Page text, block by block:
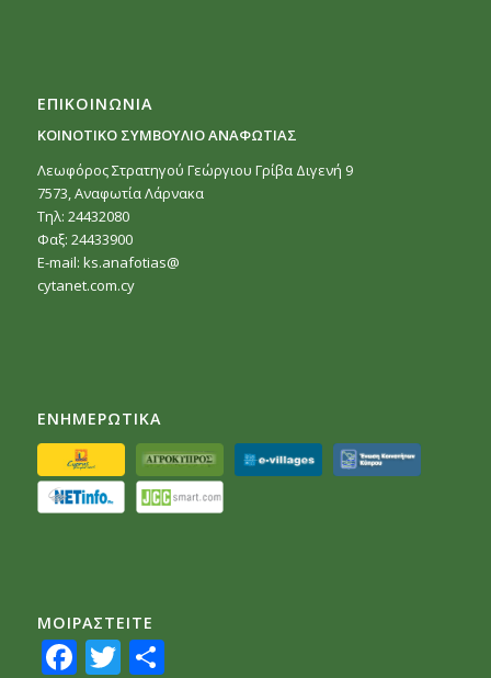
ΕΠΙΚΟΙΝΩΝΙΑ
ΚΟΙΝΟΤΙΚΟ ΣΥΜΒΟΥΛΙΟ ΑΝΑΦΩΤΙΑΣ
Λεωφόρος Στρατηγού Γεώργιου Γρίβα Διγενή 9
7573, Αναφωτία Λάρνακα
Τηλ: 24432080
Φαξ: 24433900
E-mail: ks.anafotias@
cytanet.com.cy
ΕΝΗΜΕΡΩΤΙΚΑ
ΜΟΙΡΑΣTEITE
Facebook
Twitter
Share